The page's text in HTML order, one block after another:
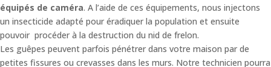
équipés de caméra. A l’aide de ces équipements, nous injectons
un insecticide adapté pour éradiquer la population et ensuite
pouvoir procéder à la destruction du nid de frelon.
Les guêpes peuvent parfois pénétrer dans votre maison par de
petites fissures ou crevasses dans les murs. Notre technicien pourra